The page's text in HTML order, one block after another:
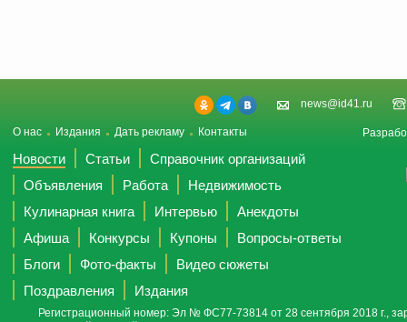
news@id41.ru
О нас Издания Дать рекламу Контакты
Новости Статьи
Справочник организаций
Объявления
Работа
Недвижимость
Кулинарная книга
Интервью
Анекдоты
Афиша
Конкурсы Купоны
Вопросы-ответы
Блоги
Фото-факты
Видео сюжеты
Поздравления
Издания
Регистрационный номер: Эл № ФС77-73814 от 28 сентября 2018 г.,